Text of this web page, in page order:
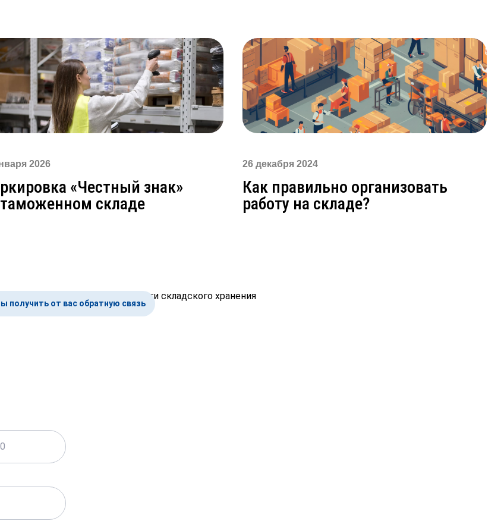
2026
«Честный знак»
складе
26 декабря 2024
Как правильно организовать
работу на складе?
получитьот вас обратную связь